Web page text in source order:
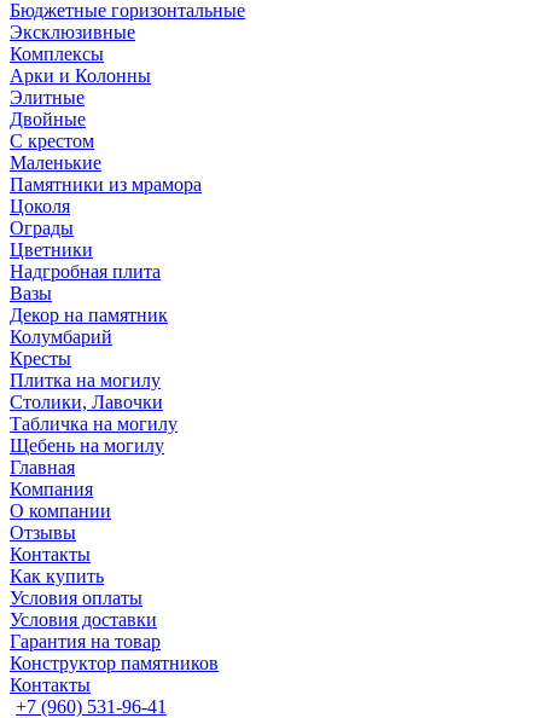
Бюджетные горизонтальные
Эксклюзивные
Комплексы
Арки и Колонны
Элитные
Двойные
С крестом
Маленькие
Памятники из мрамора
Цоколя
Ограды
Цветники
Надгробная плита
Вазы
Декор на памятник
Колумбарий
Кресты
Плитка на могилу
Столики, Лавочки
Табличка на могилу
Щебень на могилу
Главная
Компания
О компании
Отзывы
Контакты
Как купить
Условия оплаты
Условия доставки
Гарантия на товар
Конструктор памятников
Контакты
+7 (960) 531-96-41